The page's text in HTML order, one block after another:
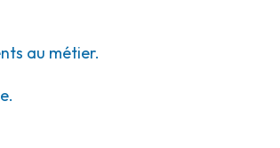
au métier.